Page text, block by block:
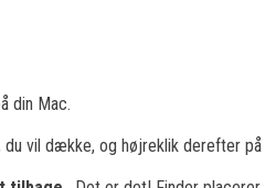
din Mac.
du vil dække, og højreklik derefter